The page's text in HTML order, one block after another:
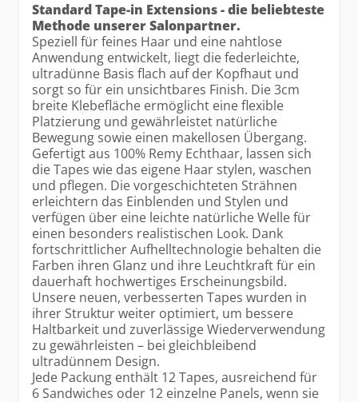
Standard Tape-in Extensions - die beliebteste
Methode unserer Salonpartner.
Speziell für feines Haar und eine nahtlose
Anwendung entwickelt, liegt die federleichte,
ultradünne Basis flach auf der Kopfhaut und
sorgt so für ein unsichtbares Finish. Die 3cm
breite Klebefläche ermöglicht eine flexible
Platzierung und gewährleistet natürliche
Bewegung sowie einen makellosen Übergang.
Gefertigt aus 100% Remy Echthaar, lassen sich
die Tapes wie das eigene Haar stylen, waschen
und pflegen. Die vorgeschichteten Strähnen
erleichtern das Einblenden und Stylen und
verfügen über eine leichte natürliche Welle für
einen besonders realistischen Look. Dank
fortschrittlicher Aufhelltechnologie behalten die
Farben ihren Glanz und ihre Leuchtkraft für ein
dauerhaft hochwertiges Erscheinungsbild.
Unsere neuen, verbesserten Tapes wurden in
ihrer Struktur weiter optimiert, um bessere
Haltbarkeit und zuverlässige Wiederverwendung
zu gewährleisten – bei gleichbleibend
ultradünnem Design.
Jede Packung enthält 12 Tapes, ausreichend für
6 Sandwiches oder 12 einzelne Panels, wenn sie